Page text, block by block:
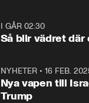
I GÅR 02:30
Så blir vädret där
NYHETER• 16 FEB.
Nya vapen till
Trump